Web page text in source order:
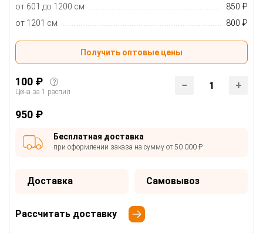
от 601 до 1200 см
850 ₽
от 1201 см
800 ₽
Получить оптовые цены
100 ₽
?
Цена за 1 распил
1
950 ₽
Бесплатная доставка
при оформлении заказа на сумму от 50 000 ₽
Доставка Самовывоз
Рассчитать доставку